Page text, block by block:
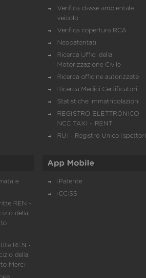
Verifica classe ambientale
veicolo
Verifica copertura RCA
Neopatentati
Ricerca Uffici della
Motorizzazione Civile
Ricerca officine autorizzate
Ricerca Medici Certificatori
Statistiche immatricolazioni
REGISTRO ELETTRONICO
NCC TAXI – RENT
RUI - Registro Unico Ispettori
e
REN -
della
REN -
della
Merci
App Mobile
iPatente
iCCISS